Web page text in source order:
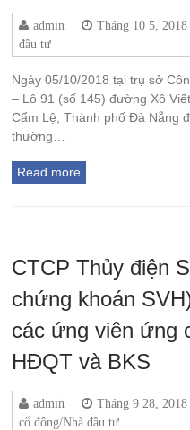
admin Tháng 10 5, 2018
đầu tư
Ngày 05/10/2018 tại trụ sở
– Lô 91 (số 145) đường Xô
Cẩm Lệ, Thành phố Đà Nẵng
thường…
Read more
CTCP Thủy điện
chứng khoán
các ứng viên ứng
HĐQT và BKS
admin Tháng 9 28, 2018
cổ đông/Nhà đầu tư